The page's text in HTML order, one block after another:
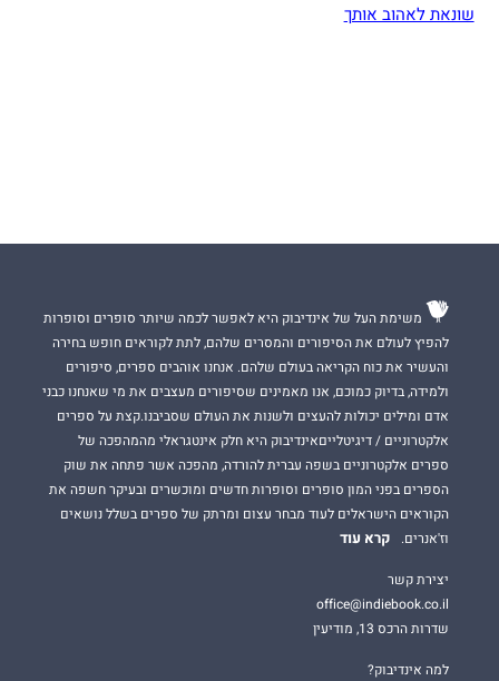
שונאת לאהוב אותך
משימת העל של אינדיבוק היא לאפשר לכמה שיותר סופרים וסופרות
להפיץ לעולם את הסיפורים והמסרים שלהם, לתת לקוראים חופש בחירה
והעשיר את כוח הקריאה בעולם שלהם. אנחנו אוהבים ספרים, סיפורים
ולמידה, בדיוק כמוכם, אנו מאמינים שסיפורים מעצבים את מי שאנחנו כבני
אדם ומילים יכולות להעצים ולשנות את העולם שסביבנו.קצת על ספרים
אלקטרוניים / דיגיטלייםאינדיבוק היא חלק אינטגראלי מהמהפכה של
ספרים אלקטרוניים בשפה עברית להורדה, מהפכה אשר פתחה את שוק
הספרים בפני המון סופרים וסופרות חדשים ומוכשרים ובעיקר חשפה את
הקוראים הישראלים לעוד מבחר עצום ומרתק של ספרים בשלל נושאים
וז'אנרים.
קרא עוד
יצירת קשר
office@indiebook.co.il
שדרות הרכס 13, מודיעין
למה אינדיבוק?